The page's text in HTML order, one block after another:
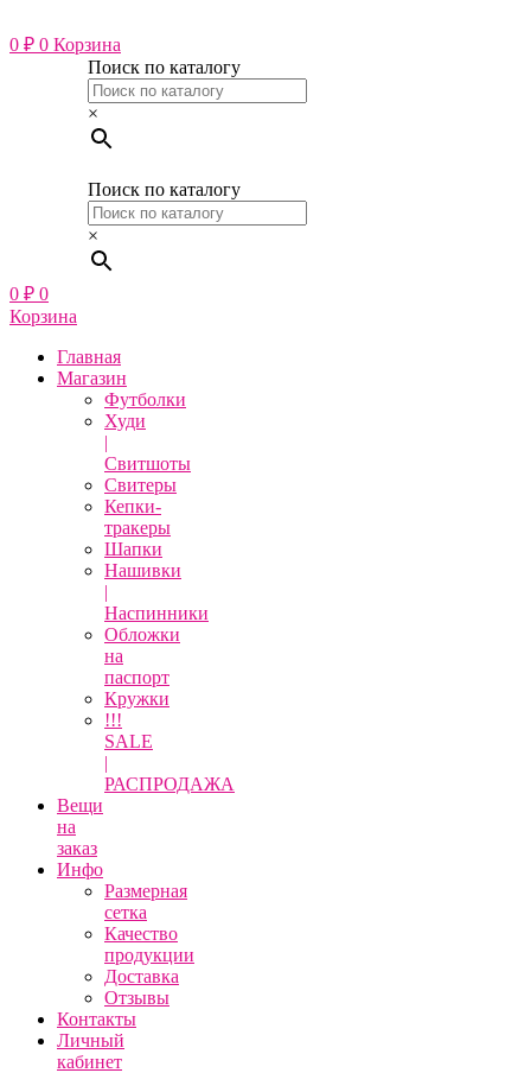
к
содержимому
0 ₽ 0 Корзина
Поиск по каталогу
×
Поиск по каталогу
×
0 ₽ 0
Корзина
Главная
Магазин
Футболки
Худи
|
Свитшоты
Свитеры
Кепки-
тракеры
Шапки
Нашивки
|
Наспинники
Обложки
на
паспорт
Кружки
!!!
SALE
|
РАСПРОДАЖА
Вещи
на
заказ
Инфо
Размерная
сетка
Качество
продукции
Доставка
Отзывы
Контакты
Личный
кабинет